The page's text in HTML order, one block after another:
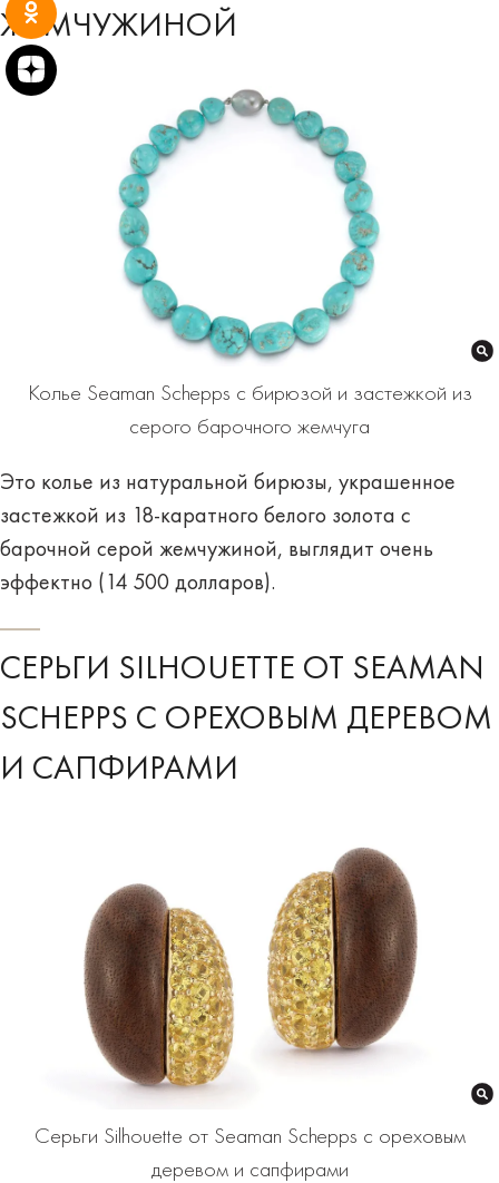
ЖЕМЧУЖИНОЙ
Колье Seaman Schepps с бирюзой и застежкой из
серого барочного жемчуга
Это колье из натуральной бирюзы, украшенное
застежкой из 18-каратного белого золота с
барочной серой жемчужиной, выглядит очень
эффектно (14 500 долларов).
СЕРЬГИ SILHOUETTE ОТ SEAMAN
SCHEPPS С ОРЕХОВЫМ ДЕРЕВОМ
И САПФИРАМИ
Серьги Silhouette от Seaman Schepps с ореховым
деревом и сапфирами